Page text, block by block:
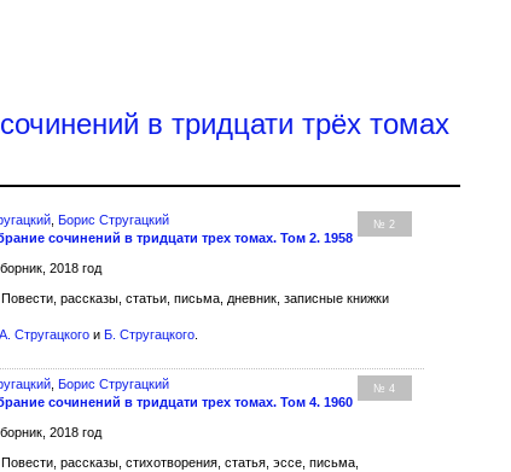
в тридцати трёх томах
№ 2
Борис Стругацкий
сочинений в тридцати трех томах. Том 2. 1958
2018 год
Повести, рассказы, статьи, письма, дневник, записные книжки
А. Стругацкого и Б. Стругацкого
№ 4
Борис Стругацкий
сочинений в тридцати трех томах. Том 4. 1960
2018 год
Повести, рассказы, стихотворения, статья, эссе, письма,